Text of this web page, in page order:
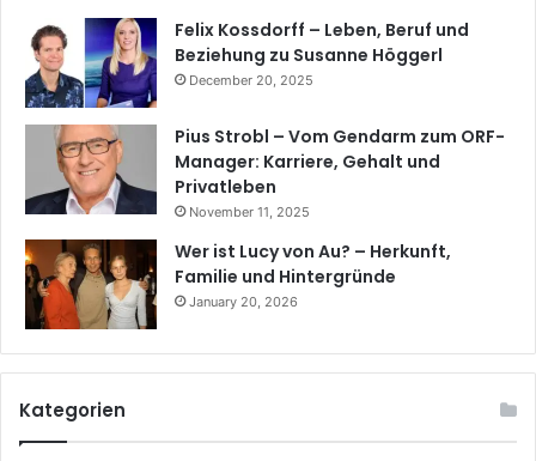
Felix Kossdorff – Leben, Beruf und
Beziehung zu Susanne Höggerl
December 20, 2025
Pius Strobl – Vom Gendarm zum ORF-
Manager: Karriere, Gehalt und
Privatleben
November 11, 2025
Wer ist Lucy von Au? – Herkunft,
Familie und Hintergründe
January 20, 2026
Kategorien